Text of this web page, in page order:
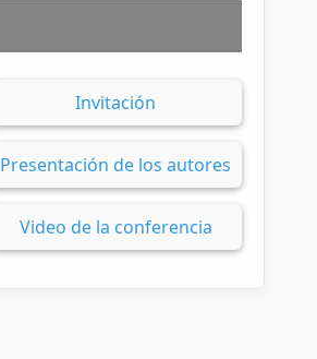
Invitación
Presentación de los autores
Video de la conferencia